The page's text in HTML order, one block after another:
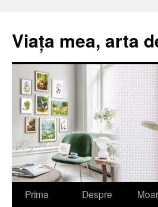
Viața mea, arta
Sari
Prima
Despre